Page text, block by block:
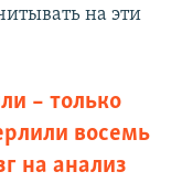
на эти
– только
восемь
на анализ